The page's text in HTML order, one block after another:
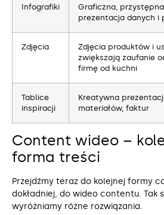
Infografiki
Graficzna,
prezentacja danych i
Zdjęcia
Zdjęcia produktów i
zwiększają zaufanie
firmę od kuchni
Tablice
inspiracji
Kreatywna
materiałów, faktur
Content wideo –
forma treści
Przejdźmy teraz do kolejnej formy
dokładniej, do wideo contentu. Tak
wyróżniamy różne rozwiązania.